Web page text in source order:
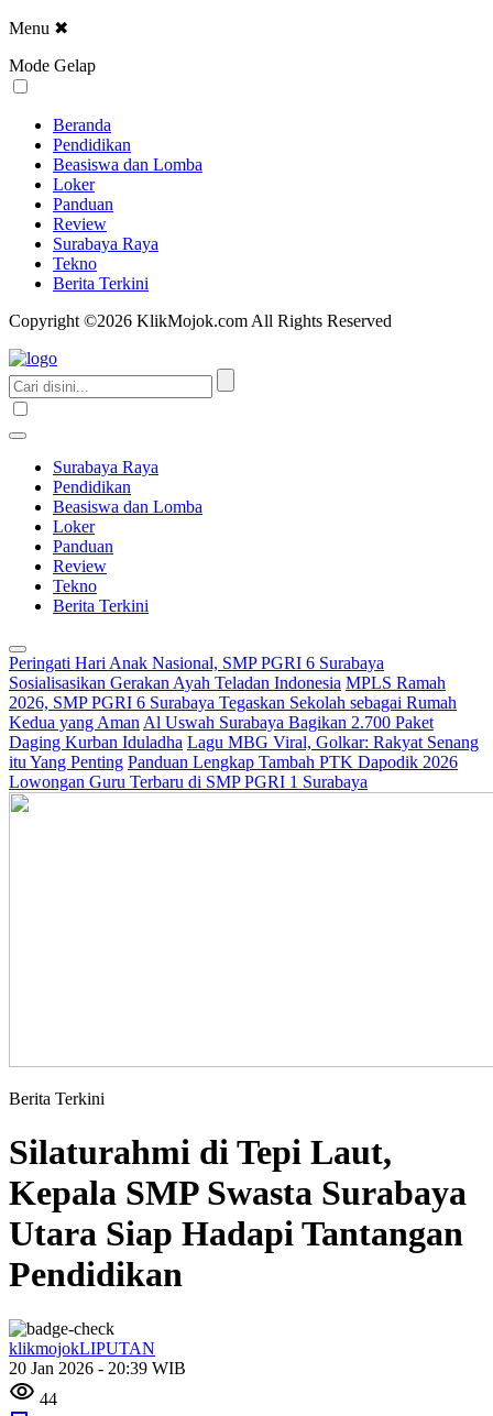
Menu ✖
Mode Gelap
Beranda
Pendidikan
Beasiswa dan Lomba
Loker
Panduan
Review
Surabaya Raya
Tekno
Berita Terkini
Copyright ©2026 KlikMojok.com All Rights Reserved
Surabaya Raya
Pendidikan
Beasiswa dan Lomba
Loker
Panduan
Review
Tekno
Berita Terkini
Peringati Hari Anak Nasional, SMP PGRI 6 Surabaya
Sosialisasikan Gerakan Ayah Teladan Indonesia MPLS Ramah
2026, SMP PGRI 6 Surabaya Tegaskan Sekolah sebagai Rumah
Kedua yang Aman Al Uswah Surabaya Bagikan 2.700 Paket
Daging Kurban Iduladha Lagu MBG Viral, Golkar: Rakyat Senang
itu Yang Penting Panduan Lengkap Tambah PTK Dapodik 2026
Lowongan Guru Terbaru di SMP PGRI 1 Surabaya
Berita Terkini
Silaturahmi di Tepi Laut,
Kepala SMP Swasta Surabaya
Utara Siap Hadapi Tantangan
Pendidikan
klikmojokLIPUTAN
20 Jan 2026 - 20:39 WIB
44